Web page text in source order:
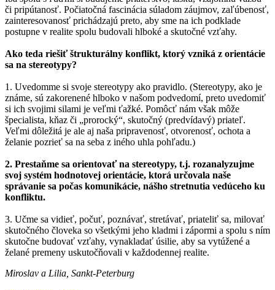
či pripútanosť. Počiatočná fascinácia súladom záujmov, zaľúbenosť,
zainteresovanosť prichádzajú preto, aby sme na ich podklade
postupne v realite spolu budovali hlboké a skutočné vzťahy.
Ako teda riešiť štrukturálny konflikt, ktorý vzniká z orientácie
sa na stereotypy?
1. Uvedomme si svoje stereotypy ako pravidlo. (Stereotypy, ako je
známe, sú zakorenené hlboko v našom podvedomí, preto uvedomiť
si ich svojimi silami je veľmi ťažké. Pomôcť nám však môže
špecialista, kňaz či „prorocký“, skutočný (predvídavý) priateľ.
Veľmi dôležitá je ale aj naša pripravenosť, otvorenosť, ochota a
želanie pozrieť sa na seba z iného uhla pohľadu.)
2. Prestaňme sa orientovať na stereotypy, t.j. rozanalyzujme
svoj systém hodnotovej orientácie, ktorá určovala naše
správanie sa počas komunikácie, nášho stretnutia vedúceho ku
konfliktu.
3. Učme sa vidieť, počuť, poznávať, stretávať, priateliť sa, milovať
skutočného človeka so všetkými jeho kladmi i zápormi a spolu s ním
skutočne budovať vzťahy, vynakladať úsilie, aby sa vytúžené a
želané premeny uskutočňovali v každodennej realite.
Miroslav a Lilia, Sankt-Peterburg